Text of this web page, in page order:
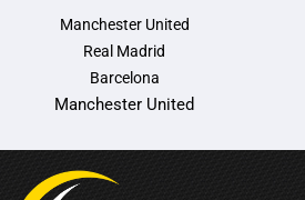
Manchester United
Real Madrid
Barcelona
Manchester United